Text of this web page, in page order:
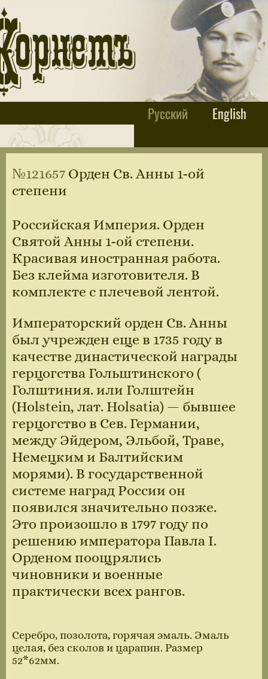
Русский English
№121657 Орден Св. Анны 1-ой
степени
Российская Империя. Орден
Святой Анны 1-ой степени.
Красивая иностранная работа.
Без клейма изготовителя. В
комплекте с плечевой лентой.
Императорский орден Св. Анны
был учрежден еще в 1735 году в
качестве династической награды
герцогства Гольштинского (
Голштиния. или Голштейн
(Holstein, лат. Holsatia) — бывшее
герцогство в Сев. Германии,
между Эйдером, Эльбой, Траве,
Немецким и Балтийским
морями). В государственной
системе наград России он
появился значительно позже.
Это произошло в 1797 году по
решению императора Павла I.
Орденом поощрялись
чиновники и военные
практически всех рангов.
Серебро, позолота, горячая эмаль. Эмаль
целая, без сколов и царапин. Размер
52*62мм.